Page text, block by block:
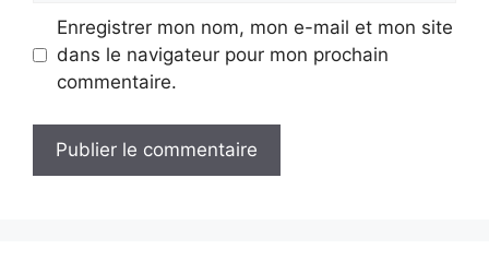
Enregistrer mon nom, mon e-mail et mon site
dans le navigateur pour mon prochain
commentaire.